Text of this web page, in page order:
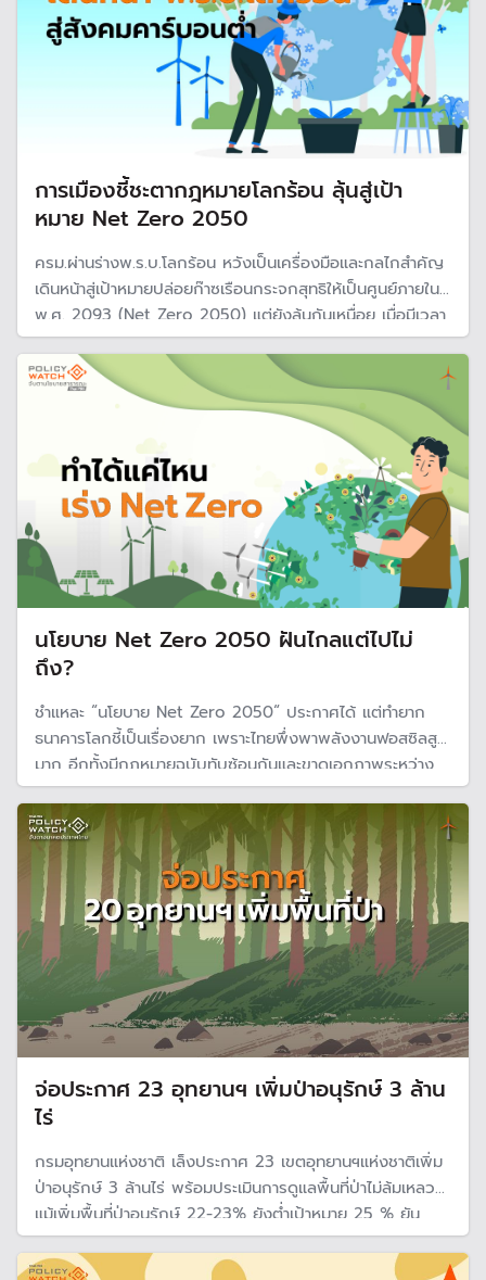
การเมืองชี้ชะตากฎหมายโลกร้อน ลุ้นสู่เป้า
หมาย Net Zero 2050
ครม.ผ่านร่างพ.ร.บ.โลกร้อน หวังเป็นเครื่องมือและกลไกสำคัญ
เดินหน้าสู่เป้าหมายปล่อยก๊าซเรือนกระจกสุทธิให้เป็นศูนย์ภายในปี
พ.ศ. 2093 (Net Zero 2050) แต่ยังลุ้นกันเหนื่อย เมื่อมีเวลา
แค่ 4 เดือนและประกาศยุบสภาเลือกตั้งใหม่ ในขณะที่กฎหมาย
แต่ละฉบับใช้เวลานานและมีความเสี่ยงช่วงเปลี่ยนผ่านการเมือง
นโยบาย Net Zero 2050 ฝันไกลแต่ไปไม่
ถึง?
ชำแหละ “นโยบาย Net Zero 2050“ ประกาศได้ แต่ทำยาก
ธนาคารโลกชี้เป็นเรื่องยาก เพราะไทยพึ่งพาพลังงานฟอสซิลสูง
มาก อีกทั้งมีกฎหมายฉบับทับซ้อนกันและขาดเอกภาพระหว่าง
หน่วยงาน หากจะทำได้ต้องได้รับความร่วมมือจากภาคเอกชน
แต่จะทำได้หรือไม่ ยังเป็นคำถามใหญ่
จ่อประกาศ 23 อุทยานฯ เพิ่มป่าอนุรักษ์ 3 ล้าน
ไร่
กรมอุทยานแห่งชาติ เล็งประกาศ 23 เขตอุทยานฯแห่งชาติเพิ่ม
ป่าอนุรักษ์ 3 ล้านไร่ พร้อมประเมินการดูแลพื้นที่ป่าไม่ล้มเหลว
แม้เพิ่มพื้นที่ป่าอนุรักษ์ 22-23% ยังต่ำเป้าหมาย 25 % ยัน
พื้นที่ป่า ไม่ลดลง แต่ความสมบูรณ์ของพื้นทีป่าเพิ่มขึ้น เตรียม
เปิดพื้นที่ป่าแสนไร่ให้เอกชนมาช่วยปลูกป่าลดคาร์บอน